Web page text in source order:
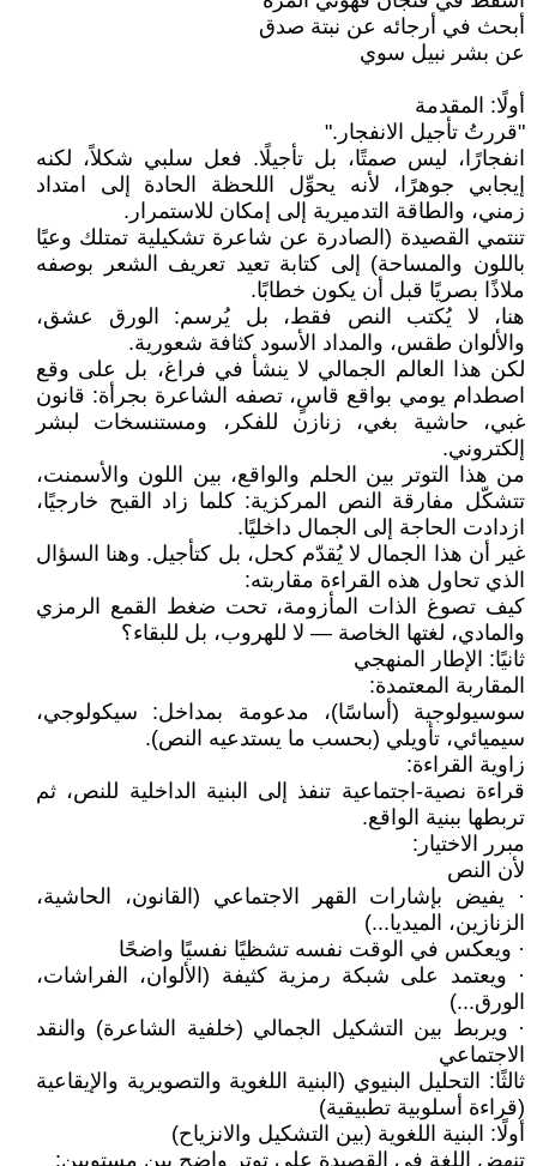
أبحث في أرجائه عن نبتة صدق
عن بشر نبيل سوي
أولًا: المقدمة
"قررتُ تأجيل الانفجار."
انفجارًا، ليس صمتًا، بل تأجيلًا. فعل سلبي شكلاً، لكنه
إيجابي جوهرًا، لأنه يحوِّل اللحظة الحادة إلى امتداد
زمني، والطاقة التدميرية إلى إمكان للاستمرار.
تنتمي القصيدة (الصادرة عن شاعرة تشكيلية تمتلك وعيًا
باللون والمساحة) إلى كتابة تعيد تعريف الشعر بوصفه
ملاذًا بصريًا قبل أن يكون خطابًا.
هنا، لا يُكتب النص فقط، بل يُرسم: الورق عشق،
والألوان طقس، والمداد الأسود كثافة شعورية.
لكن هذا العالم الجمالي لا ينشأ في فراغ، بل على وقع
اصطدام يومي بواقع قاسٍ، تصفه الشاعرة بجرأة: قانون
غبي، حاشية بغي، زنازن للفكر، ومستنسخات لبشر
إلكتروني.
من هذا التوتر بين الحلم والواقع، بين اللون والأسمنت،
تتشكّل مفارقة النص المركزية: كلما زاد القبح خارجيًا،
ازدادت الحاجة إلى الجمال داخليًا.
غير أن هذا الجمال لا يُقدّم كحل، بل كتأجيل. وهنا السؤال
الذي تحاول هذه القراءة مقاربته:
كيف تصوغ الذات المأزومة، تحت ضغط القمع الرمزي
والمادي، لغتها الخاصة — لا للهروب، بل للبقاء؟
ثانيًا: الإطار المنهجي
المقاربة المعتمدة:
سوسيولوجية (أساسًا)، مدعومة بمداخل: سيكولوجي،
سيميائي، تأويلي (بحسب ما يستدعيه النص).
زاوية القراءة:
قراءة نصية-اجتماعية تنفذ إلى البنية الداخلية للنص، ثم
تربطها ببنية الواقع.
مبرر الاختيار:
لأن النص
· يفيض بإشارات القهر الاجتماعي (القانون، الحاشية،
الزنازين، الميديا...)
· ويعكس في الوقت نفسه تشظيًا نفسيًا واضحًا
· ويعتمد على شبكة رمزية كثيفة (الألوان، الفراشات،
الورق...)
· ويربط بين التشكيل الجمالي (خلفية الشاعرة) والنقد
الاجتماعي
ثالثًا: التحليل البنيوي (البنية اللغوية والتصويرية والإيقاعية
(قراءة أسلوبية تطبيقية)
أولًا: البنية اللغوية (بين التشكيل والانزياح)
تنهض اللغة في القصيدة على توتر واضح بين مستويين: